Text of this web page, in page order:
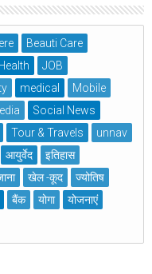
Beauti Care
JOB
medical
Mobile
Social News
Tour & Travels
unnav
आयुर्वेद
इतिहास
खेल -कूद
ज्योतिष
बैंक योगा
योजनाएं